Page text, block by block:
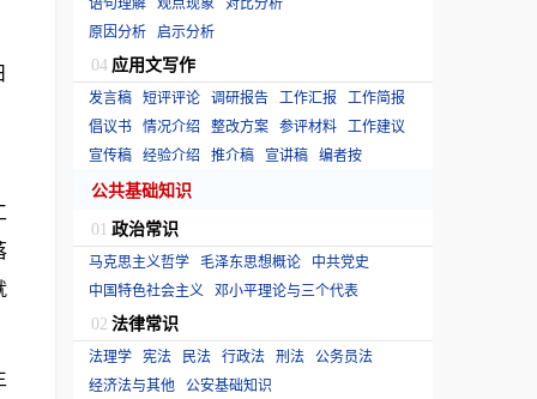
原因分析 启示分析
04 应用文写作
发言稿 短评评论 调研报告 工作汇报
工作简报
倡议书 情况介绍 整改方案 参评材料 工作建议
宣传稿 经验介绍 推介稿 宣讲稿 编者按
公共基础知识
01 政治常识
马克思主义哲学 毛泽东思想概论 中共党史
中国特色社会主义 邓小平理论与三个代表
02 法律常识
法理学 宪法 民法 行政法 刑法 公务员法
经济法与其他 公安基础知识